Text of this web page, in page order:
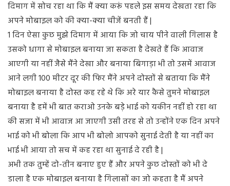
दिमाग में सोच रहा था कि मैं क्या करूं पहले इस समय देखता रहा कि
अपने मोबाइल को की क्या-क्या चीजें बनती हैं |
1 दिन ऐसा कुछ मुझे दिमाग में आया कि जो चाय पीने वाली गिलास है
उसको धागा से मोबाइल बनाया जा सकता है देखते हैं कि आवाज
आएगी या नहीं जैसे मैंने देखा और बनाया बिगाड़ा भी तो उसमें आवाज
आने लगी 100 मीटर दूर की फिर मैंने अपने दोस्तों से बताया कि मैंने
मोबाइल बनाया है दोस्त कह रहे थे कि अरे यार कैसे तुमने मोबाइल
बनाया है हमें भी बात कराओ उनके बड़े भाई को यकीन नहीं हो रहा था
की सजा में भी आवाज आ जाएगी उसी तरह से तो उन्होंने एक दिन अपने
भाई को भी बोला कि आप भी बोलो आपको सुनाई देती है या नहीं का
भाई भी आया तो सच में कह रहा था सुनाई दे रही है |
अभी तक तुम्हें दो-तीन बनाए हुए हैं और अपने कुछ दोस्तों को भी दे
डाला है एक मोबाइल बनाया है गिलासों का जो कहता है मैं अपने